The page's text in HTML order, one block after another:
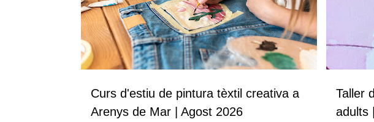
Curs d'estiu de pintura tèxtil creativa a
Arenys de Mar | Agost 2026
Taller
adults